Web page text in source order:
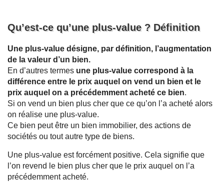
Qu’est-ce qu’une plus-value ? Définition
Une plus-value désigne, par définition, l’augmentation
de la valeur d’un bien.
En d’autres termes une plus-value correspond à la
différence entre le prix auquel on vend un bien et le
prix auquel on a précédemment acheté ce bien.
Si on vend un bien plus cher que ce qu’on l’a acheté alors
on réalise une plus-value.
Ce bien peut être un bien immobilier, des actions de
sociétés ou tout autre type de biens.
Une plus-value est forcément positive. Cela signifie que
l’on revend le bien plus cher que le prix auquel on l’a
précédemment acheté.